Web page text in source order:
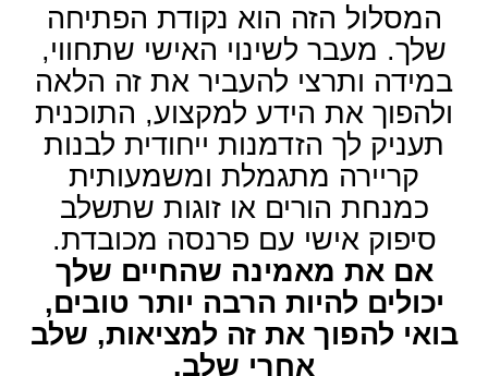
המסלול הזה הוא נקודת הפתיחה
שלך. מעבר לשינוי האישי שתחווי,
במידה ותרצי להעביר את זה הלאה
ולהפוך את הידע למקצוע, התוכנית
תעניק לך הזדמנות ייחודית לבנות
קריירה מתגמלת ומשמעותית
כמנחת הורים או זוגות שתשלב
סיפוק אישי עם פרנסה מכובדת.
אם את מאמינה שהחיים שלך
יכולים להיות הרבה יותר טובים,
בואי להפוך את זה למציאות, שלב
אחרי שלב.